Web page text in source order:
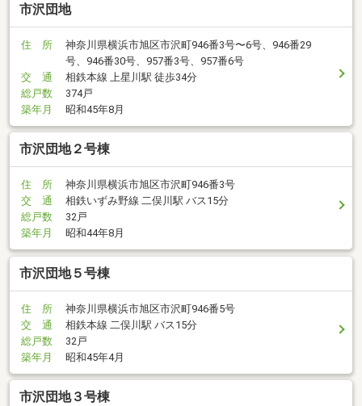
市沢団地
住 所
神奈川県横浜市旭区市沢町946番3号〜6号、946番29
号、946番30号、957番3号、957番6号
交 通
相鉄本線 上星川駅 徒歩34分
総戸数
374戸
築年月
昭和45年8月
市沢団地２号棟
住 所
神奈川県横浜市旭区市沢町946番3号
交 通
相鉄いずみ野線 二俣川駅 バス15分
総戸数
32戸
築年月
昭和44年8月
市沢団地５号棟
住 所
神奈川県横浜市旭区市沢町946番5号
交 通
相鉄本線 二俣川駅 バス15分
総戸数
32戸
築年月
昭和45年4月
市沢団地３号棟